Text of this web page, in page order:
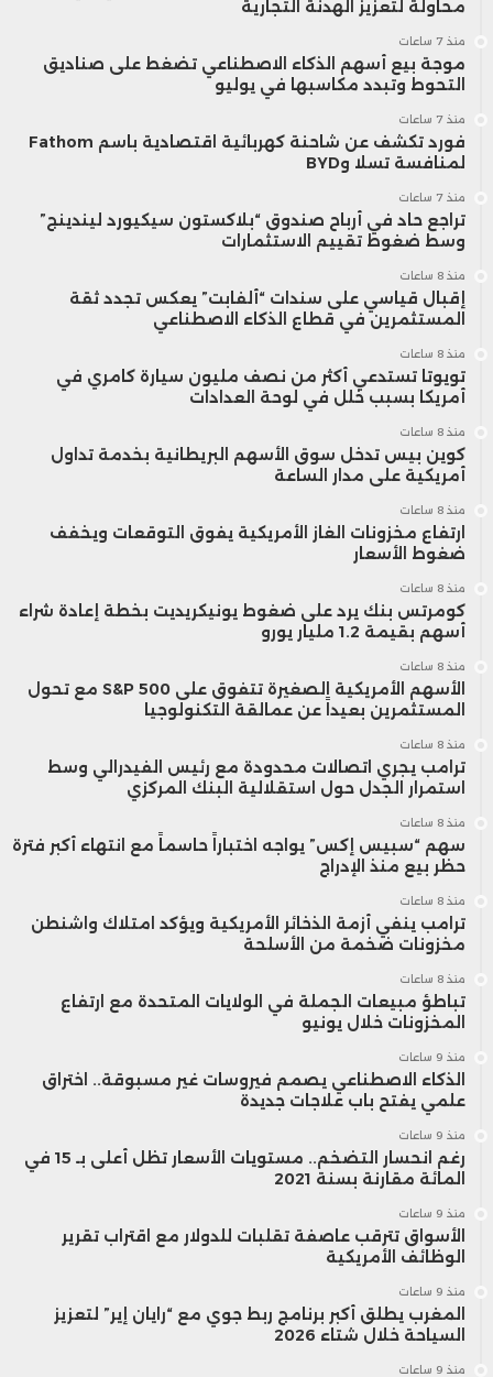
محاولة لتعزيز الهدنة التجارية
منذ 7 ساعات
موجة بيع أسهم الذكاء الاصطناعي تضغط على صناديق
التحوط وتبدد مكاسبها في يوليو
منذ 7 ساعات
فورد تكشف عن شاحنة كهربائية اقتصادية باسم Fathom
لمنافسة تسلا وBYD
منذ 7 ساعات
تراجع حاد في أرباح صندوق “بلاكستون سيكيورد ليندينج”
وسط ضغوط تقييم الاستثمارات
منذ 8 ساعات
إقبال قياسي على سندات “ألفابت” يعكس تجدد ثقة
المستثمرين في قطاع الذكاء الاصطناعي
منذ 8 ساعات
تويوتا تستدعي أكثر من نصف مليون سيارة كامري في
أمريكا بسبب خلل في لوحة العدادات
منذ 8 ساعات
كوين بيس تدخل سوق الأسهم البريطانية بخدمة تداول
أمريكية على مدار الساعة
منذ 8 ساعات
ارتفاع مخزونات الغاز الأمريكية يفوق التوقعات ويخفف
ضغوط الأسعار
منذ 8 ساعات
كومرتس بنك يرد على ضغوط يونيكريديت بخطة إعادة شراء
أسهم بقيمة 1.2 مليار يورو
منذ 8 ساعات
الأسهم الأمريكية الصغيرة تتفوق على S&P 500 مع تحول
المستثمرين بعيداً عن عمالقة التكنولوجيا
منذ 8 ساعات
ترامب يجري اتصالات محدودة مع رئيس الفيدرالي وسط
استمرار الجدل حول استقلالية البنك المركزي
منذ 8 ساعات
سهم “سبيس إكس” يواجه اختباراً حاسماً مع انتهاء أكبر فترة
حظر بيع منذ الإدراج
منذ 8 ساعات
ترامب ينفي أزمة الذخائر الأمريكية ويؤكد امتلاك واشنطن
مخزونات ضخمة من الأسلحة
منذ 8 ساعات
تباطؤ مبيعات الجملة في الولايات المتحدة مع ارتفاع
المخزونات خلال يونيو
منذ 9 ساعات
الذكاء الاصطناعي يصمم فيروسات غير مسبوقة.. اختراق
علمي يفتح باب علاجات جديدة
منذ 9 ساعات
رغم انحسار التضخم.. مستويات الأسعار تظل أعلى بـ 15 في
المائة مقارنة بسنة 2021
منذ 9 ساعات
الأسواق تترقب عاصفة تقلبات للدولار مع اقتراب تقرير
الوظائف الأمريكية
منذ 9 ساعات
المغرب يطلق أكبر برنامج ربط جوي مع “رايان إير” لتعزيز
السياحة خلال شتاء 2026
منذ 9 ساعات